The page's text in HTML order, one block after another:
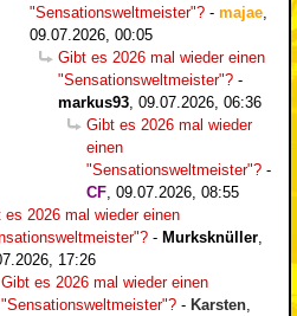
"Sensationsweltmeister"? - majae
09.07.2026, 00:05
Gibt es 2026 mal wieder einen
"Sensationsweltmeister"? -
markus93 09.07.2026, 06:36
Gibt es 2026 mal wieder
einen
"Sensationsweltmeister"? -
CF 09.07.2026, 08:55
es 2026 mal wieder einen
- Murksknüller
17:26
Gibt es 2026 mal wieder einen
"Sensationsweltmeister"? - Karsten